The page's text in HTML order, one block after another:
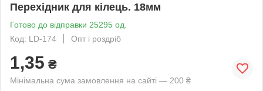
Перехідник для кілець. 18мм
Готово до відправки 25295 од.
Код: LD-174
Опт і роздріб
1,35 ₴
Мінімальна сума замовлення на сайті — 200 ₴